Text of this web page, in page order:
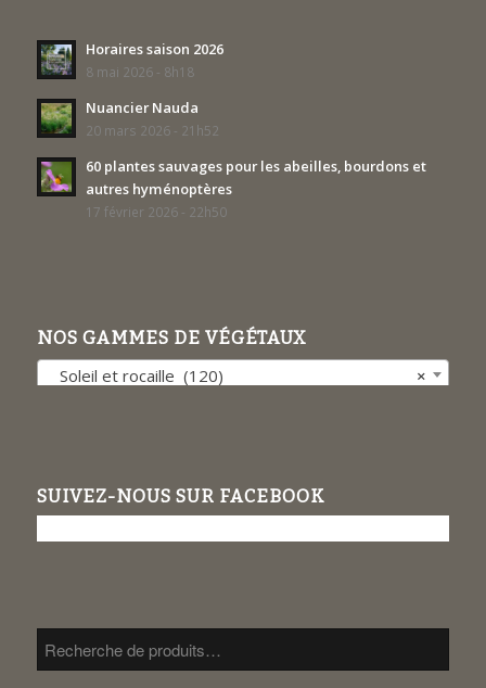
Horaires saison 2026
8 mai 2026 - 8h18
Nuancier Nauda
20 mars 2026 - 21h52
60 plantes sauvages pour les abeilles, bourdons et
autres hyménoptères
17 février 2026 - 22h50
NOS GAMMES DE VÉGÉTAUX
×
Soleil et rocaille (120)
SUIVEZ-NOUS SUR FACEBOOK